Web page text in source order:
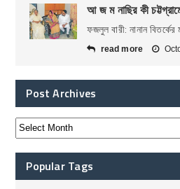
আ জ ম নাছির কী
ফজলুল বারী: নানান বিতর্কের
read more
Post Archives
Popular Tags